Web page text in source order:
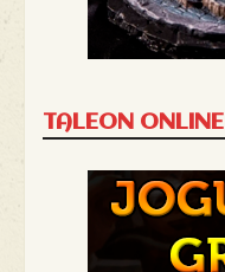
TALEON ONLINE